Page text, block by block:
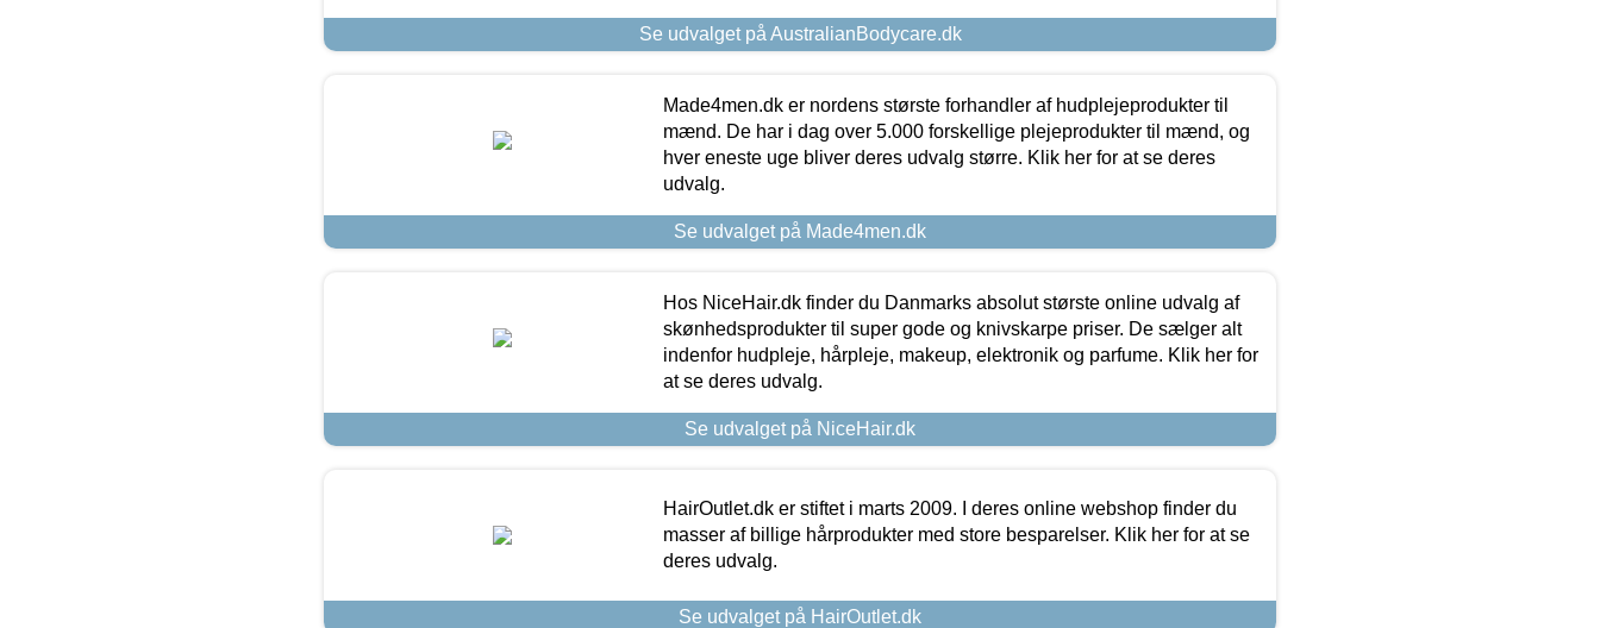
Se udvalget på AustralianBodycare.dk
Made4men.dk er nordens største forhandler af hudplejeprodukter til
mænd. De har i dag over 5.000 forskellige plejeprodukter til mænd, og
hver eneste uge bliver deres udvalg større. Klik her for at se deres
udvalg.
Se udvalget på Made4men.dk
Hos NiceHair.dk finder du Danmarks absolut største online udvalg af
skønhedsprodukter til super gode og knivskarpe priser. De sælger alt
indenfor hudpleje, hårpleje, makeup, elektronik og parfume. Klik her for
at se deres udvalg.
Se udvalget på NiceHair.dk
HairOutlet.dk er stiftet i marts 2009. I deres online webshop finder du
masser af billige hårprodukter med store besparelser. Klik her for at se
deres udvalg.
Se udvalget på HairOutlet.dk